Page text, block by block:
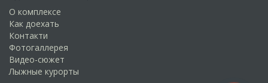
О комплексе
Как доехать
Контакти
Фотогаллерея
Видео-сюжет
Лыжные курорты